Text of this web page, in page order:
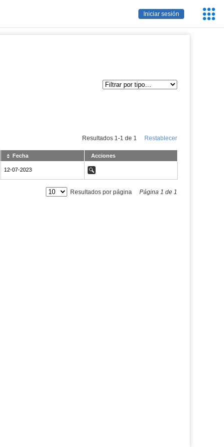
Iniciar sesión
Resultados 1 -1 de 1 Restablecer
Fecha Acciones
NaN12-07-2023
12-07-2023 Ver
Resultados por página Página 1 de 1